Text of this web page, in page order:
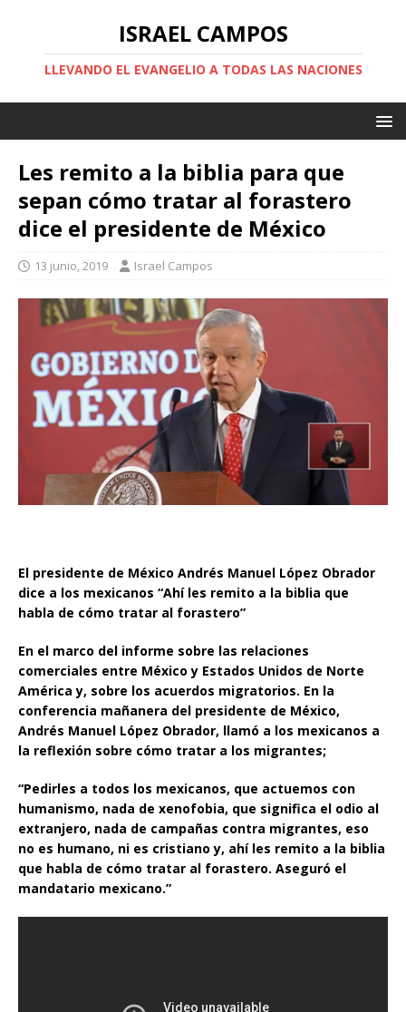
ISRAEL CAMPOS
LLEVANDO EL EVANGELIO A TODAS LAS NACIONES
Les remito a la biblia para que
sepan cómo tratar al forastero
dice el presidente de México
13 junio, 2019 Israel Campos
El presidente de México Andrés Manuel López Obrador
dice a los mexicanos “Ahí les remito a la biblia que
habla de cómo tratar al forastero”
En el marco del informe sobre las relaciones
comerciales entre México y Estados Unidos de Norte
América y, sobre los acuerdos migratorios. En la
conferencia mañanera del presidente de México,
Andrés Manuel López Obrador, llamó a los mexicanos a
la reflexión sobre cómo tratar a los migrantes;
“Pedirles a todos los mexicanos, que actuemos con
humanismo, nada de xenofobia, que significa el odio al
extranjero, nada de campañas contra migrantes, eso
no es humano, ni es cristiano y, ahí les remito a la biblia
que habla de cómo tratar al forastero. Aseguró el
mandatario mexicano.”